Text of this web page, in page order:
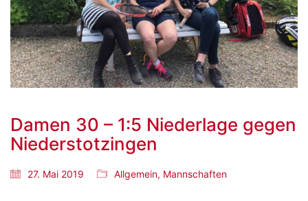
Damen 30 – 1:5 Niederlage gegen
Niederstotzingen
27. Mai 2019 Allgemein, Mannschaften